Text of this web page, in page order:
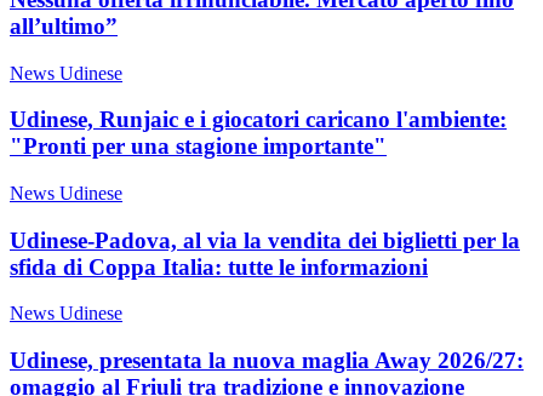
all’ultimo”
News Udinese
Udinese, Runjaic e i giocatori caricano l'ambiente:
"Pronti per una stagione importante"
News Udinese
Udinese-Padova, al via la vendita dei biglietti per la
sfida di Coppa Italia: tutte le informazioni
News Udinese
Udinese, presentata la nuova maglia Away 2026/27:
omaggio al Friuli tra tradizione e innovazione